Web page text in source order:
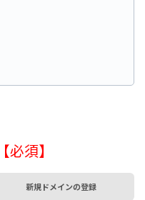
【必須】
新規ドメインの登録